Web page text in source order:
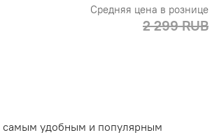
Средняя цена в рознице
2 299 RUB
самым удобным и популярным